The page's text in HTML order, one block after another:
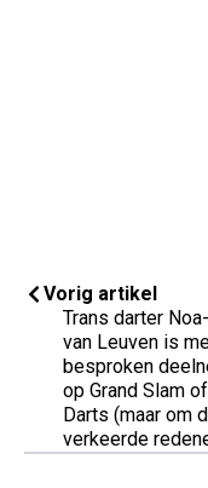
Vorig artikel
Trans darter
van Leuven is
besproken
op Grand Slam of
Darts (maar om
verkeerde